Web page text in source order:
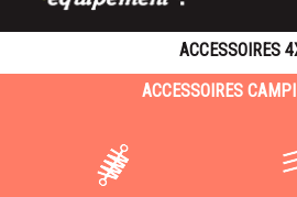
ACCESSOIRES
ACCESSOIRES